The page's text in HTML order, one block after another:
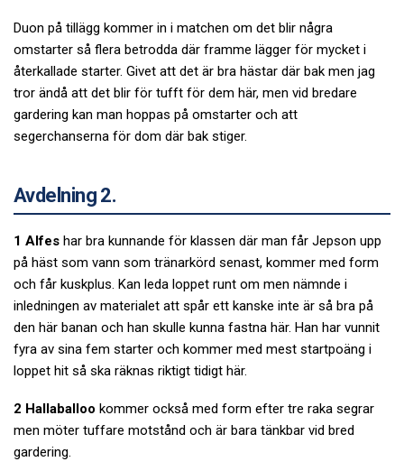
Duon på tillägg kommer in i matchen om det blir några
omstarter så flera betrodda där framme lägger för mycket i
återkallade starter. Givet att det är bra hästar där bak men jag
tror ändå att det blir för tufft för dem här, men vid bredare
gardering kan man hoppas på omstarter och att
segerchanserna för dom där bak stiger.
Avdelning 2.
1 Alfes har bra kunnande för klassen där man får Jepson upp
på häst som vann som tränarkörd senast, kommer med form
och får kuskplus. Kan leda loppet runt om men nämnde i
inledningen av materialet att spår ett kanske inte är så bra på
den här banan och han skulle kunna fastna här. Han har vunnit
fyra av sina fem starter och kommer med mest startpoäng i
loppet hit så ska räknas riktigt tidigt här.
2 Hallaballoo kommer också med form efter tre raka segrar
men möter tuffare motstånd och är bara tänkbar vid bred
gardering.